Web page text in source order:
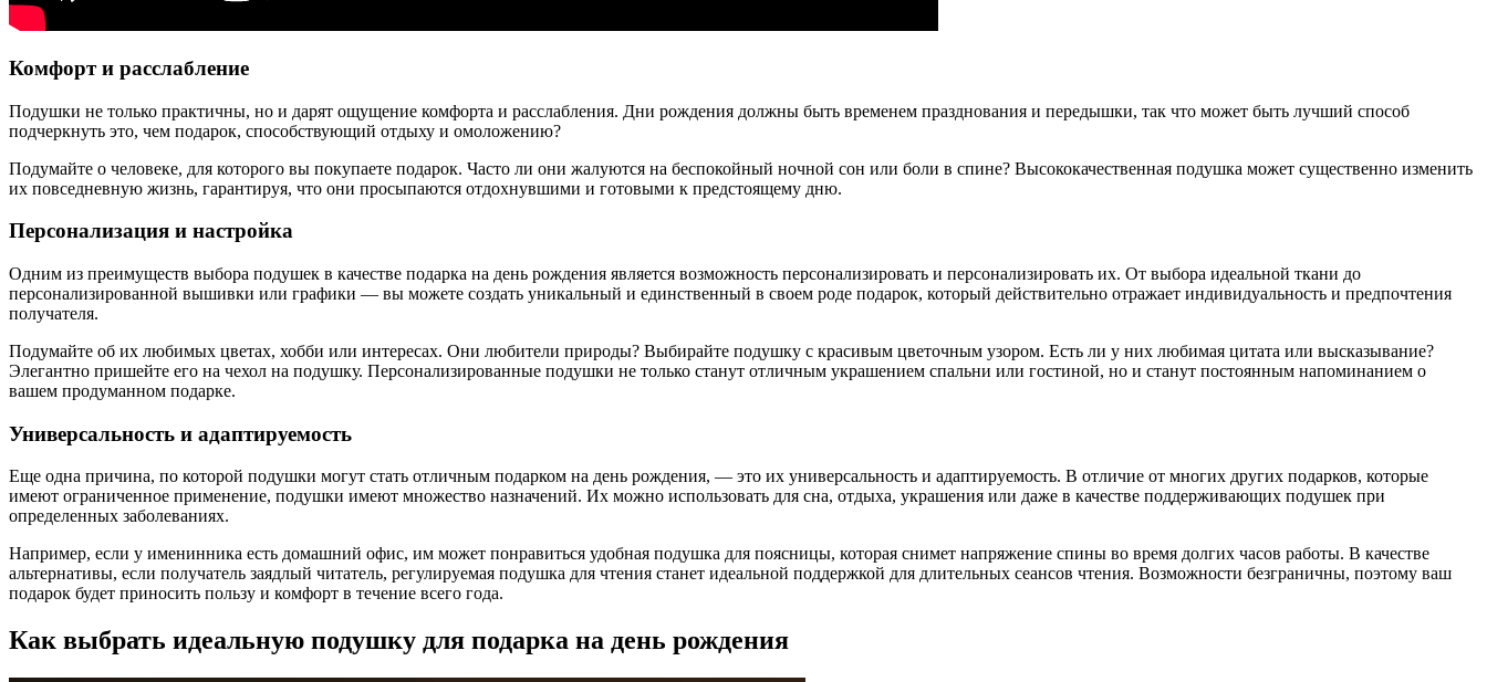
Комфорт и расслабление
Подушки не только практичны, но и дарят ощущение комфорта и расслабления. Дни рождения должны быть временем празднования и передышки, так что может быть лучший способ
подчеркнуть это, чем подарок, способствующий отдыху и омоложению?
Подумайте о человеке, для которого вы покупаете подарок. Часто ли они жалуются на беспокойный ночной сон или боли в спине? Высококачественная подушка может существенно изменить
их повседневную жизнь, гарантируя, что они просыпаются отдохнувшими и готовыми к предстоящему дню.
Персонализация и настройка
Одним из преимуществ выбора подушек в качестве подарка на день рождения является возможность персонализировать и персонализировать их. От выбора идеальной ткани до
персонализированной вышивки или графики — вы можете создать уникальный и единственный в своем роде подарок, который действительно отражает индивидуальность и предпочтения
получателя.
Подумайте об их любимых цветах, хобби или интересах. Они любители природы? Выбирайте подушку с красивым цветочным узором. Есть ли у них любимая цитата или высказывание?
Элегантно пришейте его на чехол на подушку. Персонализированные подушки не только станут отличным украшением спальни или гостиной, но и станут постоянным напоминанием о
вашем продуманном подарке.
Универсальность и адаптируемость
Еще одна причина, по которой подушки могут стать отличным подарком на день рождения, — это их универсальность и адаптируемость. В отличие от многих других подарков, которые
имеют ограниченное применение, подушки имеют множество назначений. Их можно использовать для сна, отдыха, украшения или даже в качестве поддерживающих подушек при
определенных заболеваниях.
Например, если у именинника есть домашний офис, им может понравиться удобная подушка для поясницы, которая снимет напряжение спины во время долгих часов работы. В качестве
альтернативы, если получатель заядлый читатель, регулируемая подушка для чтения станет идеальной поддержкой для длительных сеансов чтения. Возможности безграничны, поэтому ваш
подарок будет приносить пользу и комфорт в течение всего года.
Как выбрать идеальную подушку для подарка на день рождения